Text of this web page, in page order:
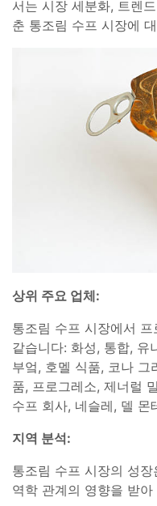
서는 시장 세분화, 트렌
춘 통조림 수프 시장에
상위 주요 업체:
통조림 수프 시장에서
같습니다: 화성, 통합, 유
부엌, 호멜 식품, 코나 그
품, 프로그레소, 제너럴
수프 회사, 네슬레, 델 몬
지역 분석:
통조림 수프 시장의 성
역학 관계의 영향을 받